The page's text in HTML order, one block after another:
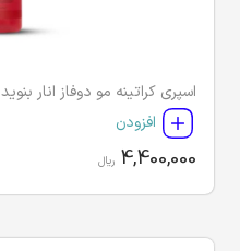
اسپری کراتینه مو دوفاز انار بنوید
افزودن
4,400,000 ریال